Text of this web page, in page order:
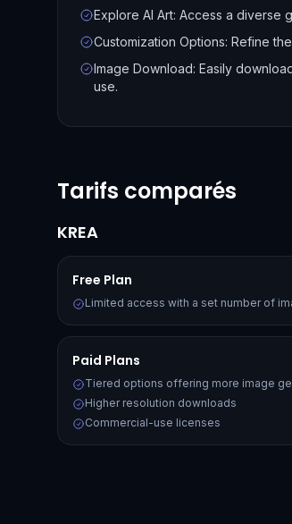
Explore AI Art: Access a diverse
Customization Options: Refine
Image Download: Easily
use.
Tarifs comparés
KREA
Free Plan
Limited access with a set number of
Paid Plans
Tiered options offering more image
Higher resolution downloads
Commercial-use licenses